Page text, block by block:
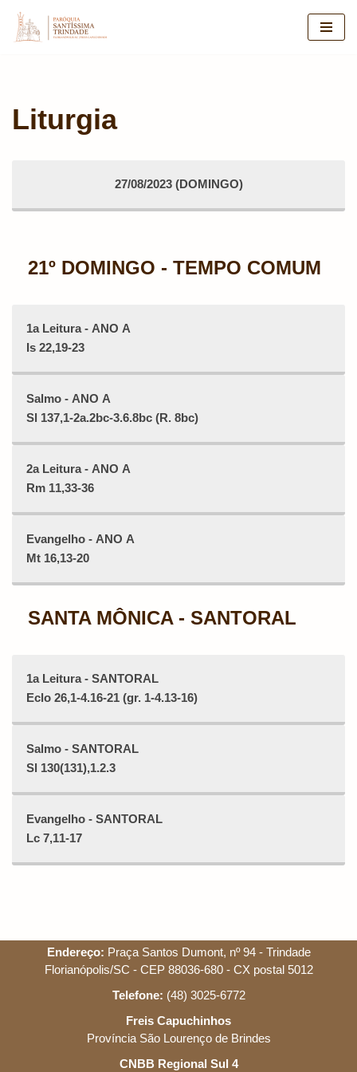
Pular
Liturgia
21º DOMINGO - TEMPO COMUM
1a Leitura - ANO A
Is 22,19-23
Salmo - ANO A
Sl 137,1-2a.2bc-3.6.8bc (R. 8bc)
2a Leitura - ANO A
Rm 11,33-36
Evangelho - ANO A
Mt 16,13-20
SANTA MÔNICA - SANTORAL
1a Leitura - SANTORAL
Eclo 26,1-4.16-21 (gr. 1-4.13-16)
Salmo - SANTORAL
Sl 130(131),1.2.3
Evangelho - SANTORAL
Lc 7,11-17
27/08/2023 (DOMINGO)
Endereço: Praça Santos Dumont, nº 94 - Trindade
Florianópolis/SC - CEP 88036-680 - CX postal 5012
Telefone: (48) 3025-6772
Freis Capuchinhos
Província São Lourenço de Brindes
CNBB Regional Sul 4